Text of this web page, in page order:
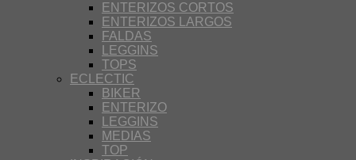
ENTERIZOS CORTOS
ENTERIZOS LARGOS
FALDAS
LEGGINS
TOPS
ECLECTIC
BIKER
ENTERIZO
LEGGINS
MEDIAS
TOP